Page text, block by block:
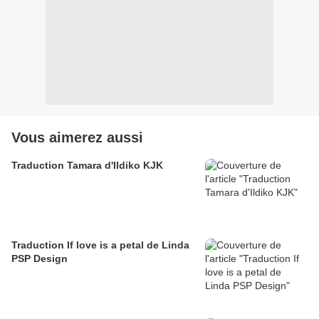
Vous aimerez aussi
Traduction Tamara d'Ildiko KJK
Traduction If love is a petal de Linda
PSP Design